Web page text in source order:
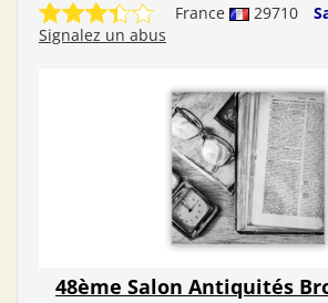
France 29710
Signalez un abus
48ème Salon Antiquités